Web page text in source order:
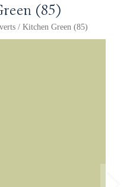
(85)
/ Kitchen Green (85)